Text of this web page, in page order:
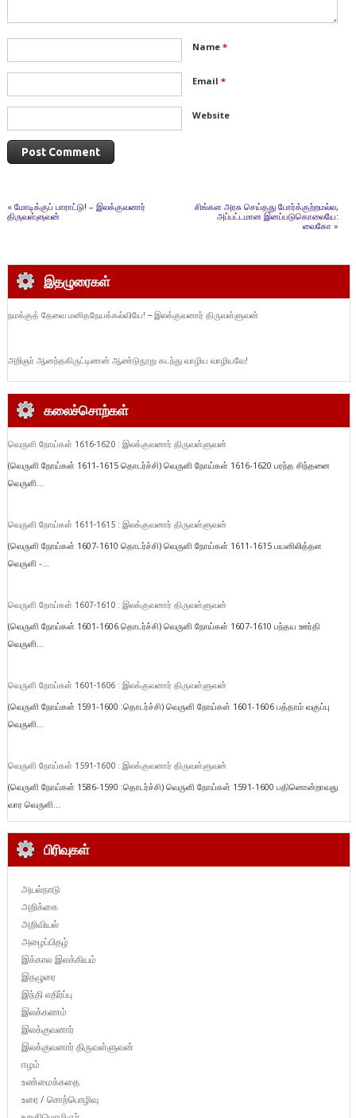
Name *
Email *
Website
« மோடிக்குப் பாராட்டு! – இலக்குவனார்
திருவள்ளுவன்
சிங்கள அரசு செய்தது போர்க்குற்றமல்ல,
அப்பட்டமான இனப்படுகொலையே:
வைகோ »
இதழுரைகள்
நமக்குத் தேவை மனிதநேயக்கல்வியே! – இலக்குவனார் திருவள்ளுவன்
அறிஞர் ஆனந்தகிருட்டிணன் ஆண்டுநூறு கடந்து வாழிய வாழியவே!
கலைச்சொற்கள்
வெருளி நோய்கள் 1616-1620 : இலக்குவனார் திருவள்ளுவன்
(வெருளி நோய்கள் 1611-1615 தொடர்ச்சி) வெருளி நோய்கள் 1616-1620 பரந்த சிந்தனை
வெருளி...
வெருளி நோய்கள் 1611-1615 : இலக்குவனார் திருவள்ளுவன்
(வெருளி நோய்கள் 1607-1610 தொடர்ச்சி) வெருளி நோய்கள் 1611-1615 பயனிலித்தள
வெருளி -...
வெருளி நோய்கள் 1607-1610 : இலக்குவனார் திருவள்ளுவன்
(வெருளி நோய்கள் 1601-1606 தொடர்ச்சி) வெருளி நோய்கள் 1607-1610 பந்தய ஊர்தி
வெருளி...
வெருளி நோய்கள் 1601-1606 : இலக்குவனார் திருவள்ளுவன்
(வெருளி நோய்கள் 1591-1600 :தொடர்ச்சி) வெருளி நோய்கள் 1601-1606 பத்தாம் வகுப்பு
வெருளி...
வெருளி நோய்கள் 1591-1600 : இலக்குவனார் திருவள்ளுவன்
(வெருளி நோய்கள் 1586-1590 :தொடர்ச்சி) வெருளி நோய்கள் 1591-1600 பதினொன்றாவது
வார வெருளி...
பிரிவுகள்
அயல்நாடு
அறிக்கை
அறிவியல்
அழைப்பிதழ்
இக்கால இலக்கியம்
இதழுரை
இந்தி எதிர்ப்பு
இலக்கணம்
இலக்குவனார்
இலக்குவனார் திருவள்ளுவன்
ஈழம்
உண்மைக்கதை
உரை / சொற்பொழிவு